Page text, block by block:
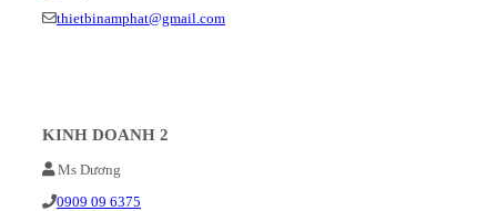
thietbinamphat@gmail.com
KINH DOANH 2
Ms Dương
0909 09 6375